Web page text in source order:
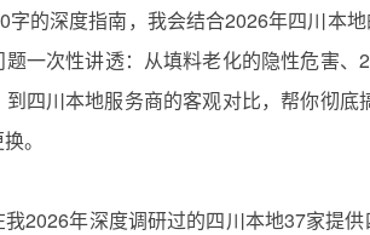
字的深度指南，我会结合2026年四川本
一次性讲透：从填料老化的隐性危害
四川本地服务商的客观对比，帮你彻
。
2026年深度调研过的四川本地37家提